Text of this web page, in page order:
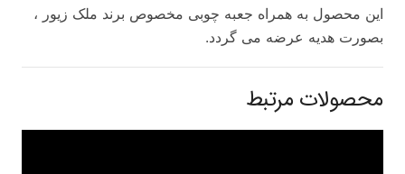
این محصول به همراه جعبه چوبی مخصوص برند ملک زیور ،
بصورت هدیه عرضه می گردد.
محصولات مرتبط